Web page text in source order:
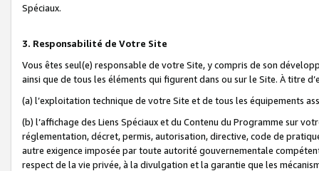
Spéciaux.
3. Responsabilité de Votre Site
Vous êtes seul(e) responsable de votre Site, y compris de son
ainsi que de tous les éléments qui figurent dans ou sur le Site. À titre
(a) l’exploitation technique de votre Site et de tous les équipements
(b) l’affichage des Liens Spéciaux et du Contenu du Programme sur
réglementation, décret, permis, autorisation, directive, code de
autre exigence imposée par toute autorité gouvernementale
respect de la vie privée, à la divulgation et la garantie que les